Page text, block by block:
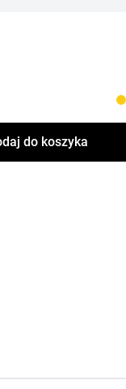
do koszyka